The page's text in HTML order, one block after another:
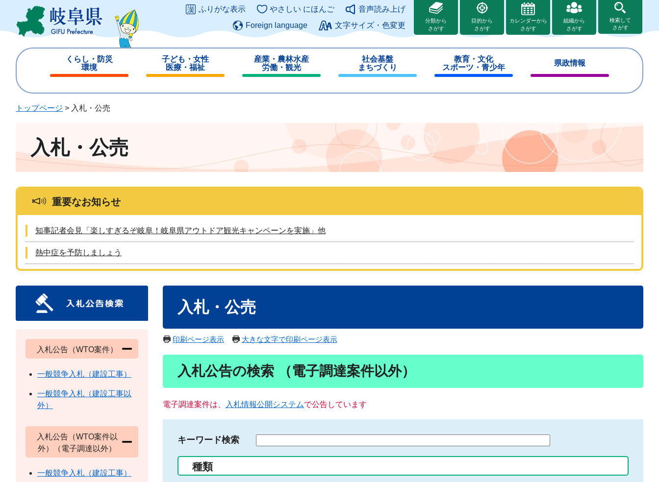
ジ
ュ
このページの本文へ
ふりがな表示 やさしい にほんご
音声読み上げ
Foreign language
文字サイズ・色変更
分類から
さがす
目的から
さがす
カレンダーから
さがす
組織から
さがす
検索して
さがす
くらし・防災
環境
じ
子ども・女性
医療・福祉
じ
産業・農林水産
労働・観光
じ
社会基盤
まちづくり
じ
教育・文化
スポーツ・青少年
じ
県政情報
じ
トップページ > 入札・公売
入札・公売
重要なお知らせ
知事記者会見「楽しすぎるぞ岐阜！岐阜県アウトドア観光キャンペーンを実施」他
熱中症を予防しましょう
入札・公売
印刷ページ表示 大きな文字で印刷ページ表示
入札公告の検索 （電子調達案件以外）
電子調達案件は、 入札情報公開システムで公告しています
キーワード検索
る
種類
入札公告（WTO案件）
一般競争入札（建設工事）
一般競争入札（建設工事以
外）
入札公告（WTO案件以
外）（電子調達以外）
一般競争入札（建設工事）